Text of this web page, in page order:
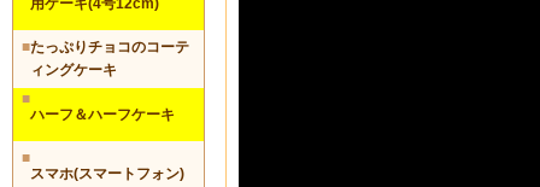
用ケーキ(4号12cm)
■たっぷりチョコのコーテ
ィングケーキ
■
ハーフ＆ハーフケーキ
■
スマホ(スマートフォン)